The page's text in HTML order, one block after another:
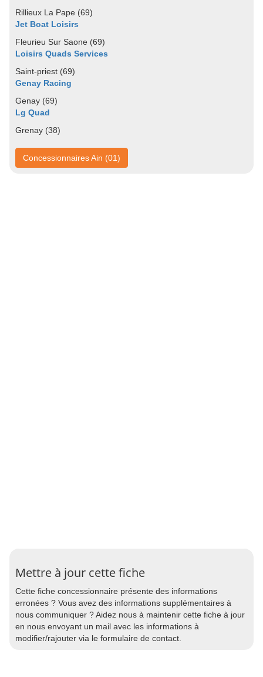
Rillieux La Pape (69)
Jet Boat Loisirs
Fleurieu Sur Saone (69)
Loisirs Quads Services
Saint-priest (69)
Genay Racing
Genay (69)
Lg Quad
Grenay (38)
Concessionnaires Ain (01)
Mettre à jour cette fiche
Cette fiche concessionnaire présente des informations
erronées ? Vous avez des informations supplémentaires à
nous communiquer ? Aidez nous à maintenir cette fiche à jour
en nous envoyant un mail avec les informations à
modifier/rajouter via le formulaire de contact.